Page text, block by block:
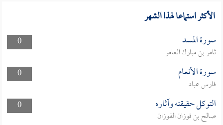
الأكثر استماعا لهذا الشهر
0 سورة المسد
ثامر بن مبارك العامر
0
سورة الأنعام
فارس عباد
0
التوكل حقيقته وآثاره
صالح بن فوزان الفوزان